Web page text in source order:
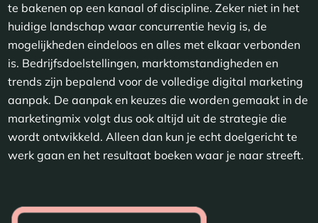
te bakenen op een kanaal of discipline. Zeker niet in het
huidige landschap waar concurrentie hevig is, de
mogelijkheden eindeloos en alles met elkaar verbonden
is. Bedrijfsdoelstellingen, marktomstandigheden en
trends zijn bepalend voor de volledige digital marketing
aanpak. De aanpak en keuzes die worden gemaakt in de
marketingmix volgt dus ook altijd uit de strategie die
wordt ontwikkeld. Alleen dan kun je echt doelgericht te
werk gaan en het resultaat boeken waar je naar streeft.